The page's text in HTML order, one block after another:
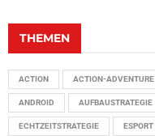
THEMEN
ACTION ACTION-ADVENTURE
ANDROID AUFBAUSTRATEGIE
ECHTZEITSTRATEGIE ESPORT